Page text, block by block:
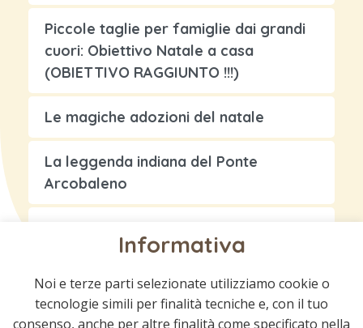
Piccole taglie per famiglie dai grandi
cuori: Obiettivo Natale a casa
(OBIETTIVO RAGGIUNTO !!!)
Le magiche adozioni del natale
La leggenda indiana del Ponte
Arcobaleno
Informativa
Noi e terze parti selezionate utilizziamo cookie o
tecnologie simili per finalità tecniche e, con il tuo
consenso, anche per altre finalità come specificato nella